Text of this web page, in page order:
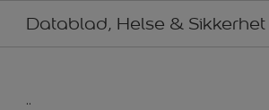
Datablad, Helse & Sikkerhet
..